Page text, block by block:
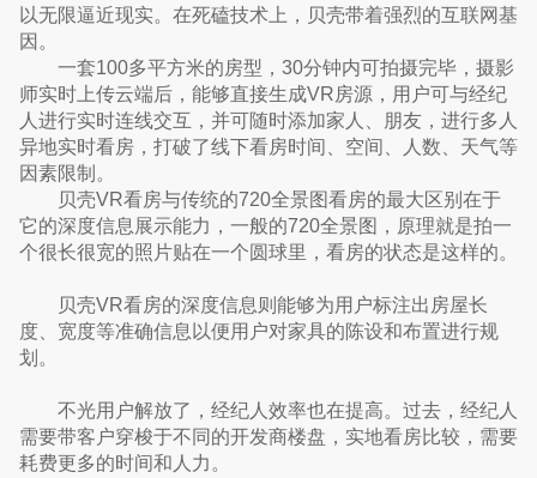
以无限逼近现实。在死磕技术上，贝壳带着强烈的互联网基
因。
一套100多平方米的房型，30分钟内可拍摄完毕，摄影
师实时上传云端后，能够直接生成VR房源，用户可与经纪
人进行实时连线交互，并可随时添加家人、朋友，进行多人
异地实时看房，打破了线下看房时间、空间、人数、天气等
因素限制。
贝壳VR看房与传统的720全景图看房的最大区别在于
它的深度信息展示能力，一般的720全景图，原理就是拍一
个很长很宽的照片贴在一个圆球里，看房的状态是这样的。
贝壳VR看房的深度信息则能够为用户标注出房屋长
度、宽度等准确信息以便用户对家具的陈设和布置进行规
划。
不光用户解放了，经纪人效率也在提高。过去，经纪人
需要带客户穿梭于不同的开发商楼盘，实地看房比较，需要
耗费更多的时间和人力。